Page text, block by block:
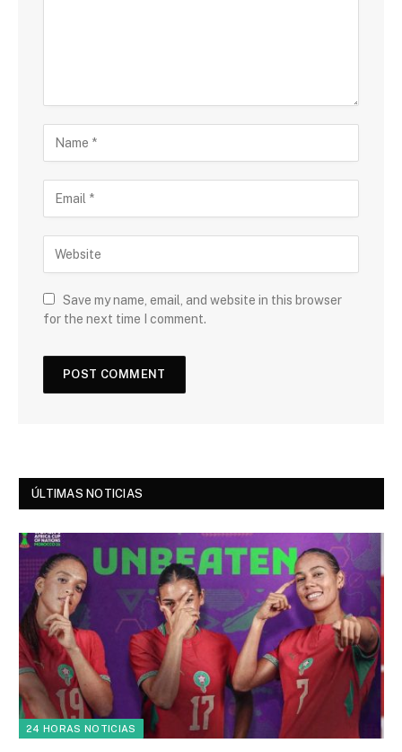
Save my name, email, and website in this browser
for the next time I comment.
ÚLTIMAS NOTICIAS
24 HORAS NOTICIAS